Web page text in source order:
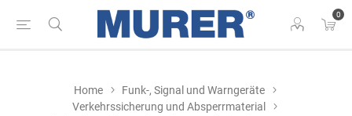
0
Home
Funk-, Signal und Warngeräte
Verkehrssicherung und Absperrmaterial